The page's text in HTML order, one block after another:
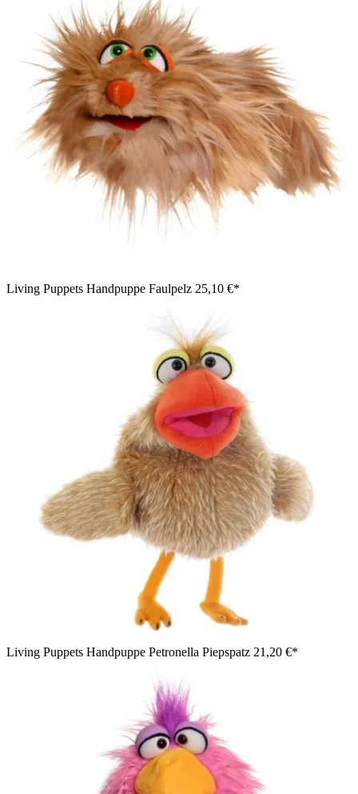
Living Puppets Handpuppe Faulpelz 25,10 €*
Living Puppets Handpuppe Petronella Piepspatz 21,20 €*